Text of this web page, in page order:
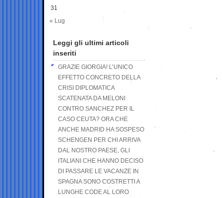
31
« Lug
Leggi gli ultimi articoli
inseriti
GRAZIE GIORGIA! L’UNICO
EFFETTO CONCRETO DELLA
CRISI DIPLOMATICA
SCATENATA DA MELONI
CONTRO SANCHEZ PER IL
CASO CEUTA? ORA CHE
ANCHE MADRID HA SOSPESO
SCHENGEN PER CHI ARRIVA
DAL NOSTRO PAESE, GLI
ITALIANI CHE HANNO DECISO
DI PASSARE LE VACANZE IN
SPAGNA SONO COSTRETTI A
LUNGHE CODE AL LORO